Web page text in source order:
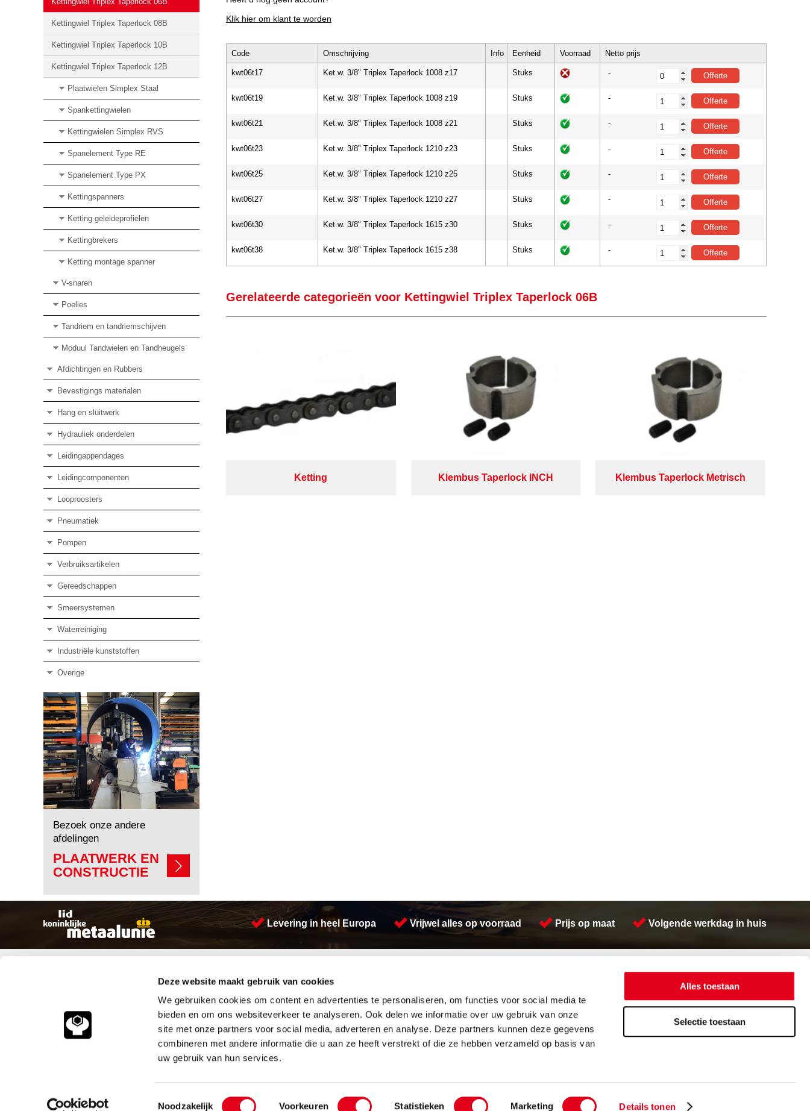
Deze website maakt gebruik van cookies
We gebruiken cookies om content en advertenties te personaliseren, om functies voor social media te
bieden en om ons websiteverkeer te analyseren. Ook delen we informatie over uw gebruik van onze
site met onze partners voor social media, adverteren en analyse. Deze partners kunnen deze gegevens
combineren met andere informatie die u aan ze heeft verstrekt of die ze hebben verzameld op basis van
uw gebruik van hun services.
Toestemmingsselectie
Noodzakelijk Voorkeuren Statistieken Marketing Details tonen
Alles toestaan
Selectie toestaan
Kettingwiel Triplex Taperlock 08B
Kettingwiel Triplex Taperlock 10B
Kettingwiel Triplex Taperlock 12B
Plaatwielen Simplex Staal
Spankettingwielen
Kettingwielen Simplex RVS
Spanelement Type RE
Spanelement Type PX
Kettingspanners
Ketting geleideprofielen
Kettingbrekers
Ketting montage spanner
V-snaren
Poelies
Tandriem en tandriemschijven
Moduul Tandwielen en Tandheugels
Afdichtingen en Rubbers
Bevestigings materialen
Hang en sluitwerk
Hydrauliek onderdelen
Leidingappendages
Leidingcomponenten
Looproosters
Pneumatiek
Pompen
Verbruiksartikelen
Gereedschappen
Smeersystemen
Waterreiniging
Industriële kunststoffen
Overige
Bezoek onze andere
afdelingen
PLAATWERK EN
CONSTRUCTIE
Klik hier om klant te worden
Code Omschrijving Info Eenheid Voorraad Netto prijs
kwt06t17 Ket.w. 3/8" Triplex Taperlock 1008 z17 Stuks -
kwt06t19 Ket.w. 3/8" Triplex Taperlock 1008 z19 Stuks -
kwt06t21 Ket.w. 3/8" Triplex Taperlock 1008 z21 Stuks -
kwt06t23 Ket.w. 3/8" Triplex Taperlock 1210 z23 Stuks -
kwt06t25 Ket.w. 3/8" Triplex Taperlock 1210 z25 Stuks -
kwt06t27 Ket.w. 3/8" Triplex Taperlock 1210 z27 Stuks -
kwt06t30 Ket.w. 3/8" Triplex Taperlock 1615 z30 Stuks -
kwt06t38 Ket.w. 3/8" Triplex Taperlock 1615 z38 Stuks -
Gerelateerde categorieën voor Kettingwiel Triplex Taperlock 06B
Ketting Klembus Taperlock INCH Klembus Taperlock Metrisch
Levering in heel Europa Vrijwel alles op voorraad Prijs op maat Volgende werkdag in huis
Klantenservice
Vacatures
Aandrijftechniek
Afdichtingen en Rubbers
Bevestigings materialen
Hang en sluitwerk
Hydrauliek onderdelen
Leidingcomponenten
Looproosters
Pneumatiek
Pompen
Verbruiksartikelen
Gereedschappen
Smeersystemen
Waterreiniging
Watersnijden
Plasmasnijden
Lasersnijden
Warmgewalste platen
Zetwerk
Meeuwsen Trade & Metal Services B.V.
Telefoon:
(0113) 57 38 78
Meeuwsen Trade & Metal Services B.V. Over ons Privacyverklaring Algemene voorwaarden